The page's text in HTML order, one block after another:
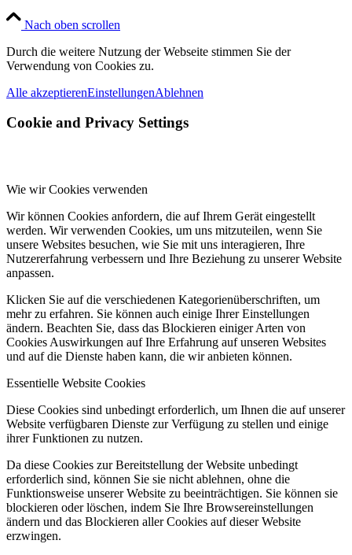
Nach oben scrollen
Durch die weitere Nutzung der Webseite stimmen Sie der
Verwendung von Cookies zu.
Alle akzeptierenEinstellungenAblehnen
Cookie and Privacy Settings
Wie wir Cookies verwenden
Wir können Cookies anfordern, die auf Ihrem Gerät eingestellt
werden. Wir verwenden Cookies, um uns mitzuteilen, wenn Sie
unsere Websites besuchen, wie Sie mit uns interagieren, Ihre
Nutzererfahrung verbessern und Ihre Beziehung zu unserer Website
anpassen.
Klicken Sie auf die verschiedenen Kategorienüberschriften, um
mehr zu erfahren. Sie können auch einige Ihrer Einstellungen
ändern. Beachten Sie, dass das Blockieren einiger Arten von
Cookies Auswirkungen auf Ihre Erfahrung auf unseren Websites
und auf die Dienste haben kann, die wir anbieten können.
Essentielle Website Cookies
Diese Cookies sind unbedingt erforderlich, um Ihnen die auf unserer
Website verfügbaren Dienste zur Verfügung zu stellen und einige
ihrer Funktionen zu nutzen.
Da diese Cookies zur Bereitstellung der Website unbedingt
erforderlich sind, können Sie sie nicht ablehnen, ohne die
Funktionsweise unserer Website zu beeinträchtigen. Sie können sie
blockieren oder löschen, indem Sie Ihre Browsereinstellungen
ändern und das Blockieren aller Cookies auf dieser Website
erzwingen.